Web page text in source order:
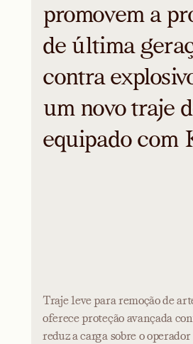
promovem a
de última
contra
um novo traje
equipado com
Traje leve para remoção de
oferece proteção avançada
reduz a carga sobre o operador